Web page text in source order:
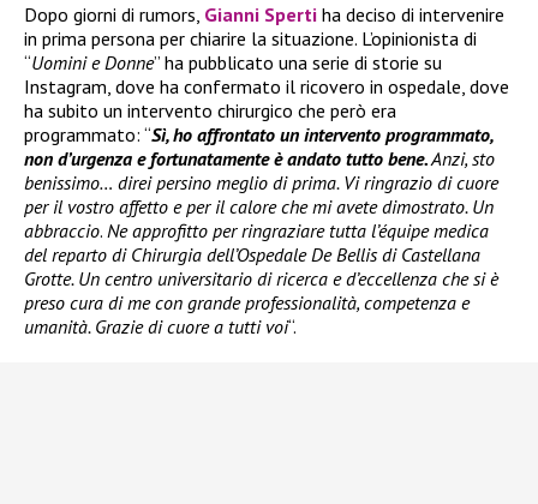
Dopo giorni di rumors, Gianni Sperti ha deciso di intervenire
in prima persona per chiarire la situazione. L’opinionista di
“Uomini e Donne” ha pubblicato una serie di storie su
Instagram, dove ha confermato il ricovero in ospedale, dove
ha subito un intervento chirurgico che però era
programmato: “Sì, ho affrontato un intervento programmato,
non d’urgenza e fortunatamente è andato tutto bene.Anzi, sto
benissimo… direi persino meglio di prima. Vi ringrazio di cuore
per il vostro affetto e per il calore che mi avete dimostrato. Un
abbraccio. Ne approfitto per ringraziare tutta l’équipe medica
del reparto di Chirurgia dell’Ospedale De Bellis di Castellana
Grotte. Un centro universitario di ricerca e d’eccellenza che si è
preso cura di me con grande professionalità, competenza e
umanità. Grazie di cuore a tutti voi“.